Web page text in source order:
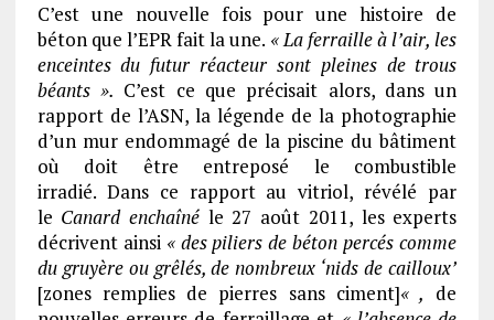
C’est une nouvelle fois pour une histoire de
béton que l’EPR fait la une. « La ferraille à l’air, les
enceintes du futur réacteur sont pleines de trous
béants ». C’est ce que précisait alors, dans un
rapport de l’ASN, la légende de la photographie
d’un mur endommagé de la piscine du bâtiment
où doit être entreposé le combustible
irradié. Dans ce rapport au vitriol, révélé par
le Canard enchaîné le 27 août 2011, les experts
décrivent ainsi « des piliers de béton percés comme
du gruyère ou grêlés, de nombreux ‘nids de cailloux’
[zones remplies de pierres sans ciment]« , de